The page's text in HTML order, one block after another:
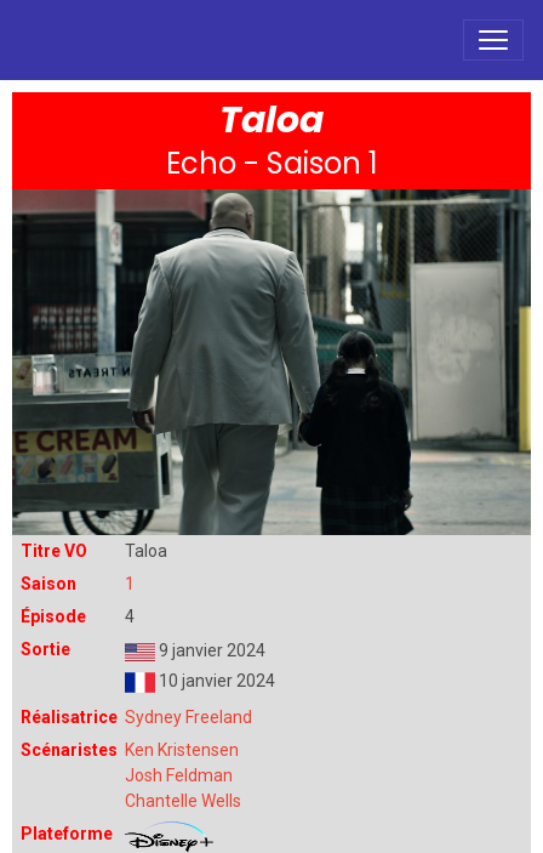
Taloa
Echo - Saison 1
Titre VO
Taloa
Saison
1
Épisode
4
Sortie
9 janvier 2024
10 janvier 2024
Réalisatrice Sydney Freeland
Scénaristes Ken Kristensen
Josh Feldman
Chantelle Wells
Plateforme